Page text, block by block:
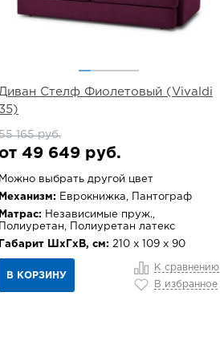
Диван Стелф Фиолетовый (Vivaldi
35)
165 руб.
49 649 руб.
Можно выбрать другой цвет
Механизм: Еврокнижка, Пантограф
Матрас: Независимые пруж.,
Полиуретан, Полиуретан латекс
Габарит ШхГхВ, см: 210 х 109 х 90
В КОРЗИНУ
К сравнению
В избранное